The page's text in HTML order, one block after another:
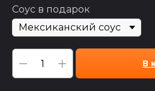
Соус в подарок
В